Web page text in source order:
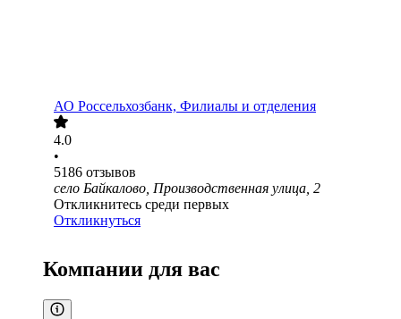
АО Россельхозбанк, Филиалы и отделения
4.0
•
5186 отзывов
село Байкалово, Производственная улица, 2
Откликнитесь среди первых
Откликнуться
Компании для вас